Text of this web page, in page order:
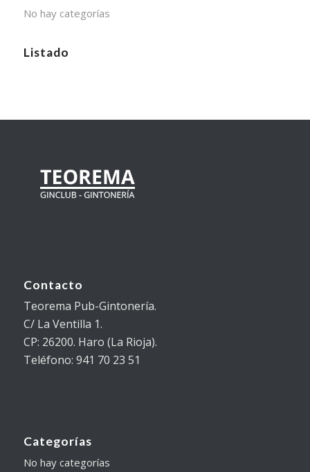
No hay categorías
Listado
Contacto
Teorema Pub-Gintonería.
C/ La Ventilla 1.
CP: 26200. Haro (La Rioja).
Teléfono: 941 70 23 51
Categorías
No hay categorías